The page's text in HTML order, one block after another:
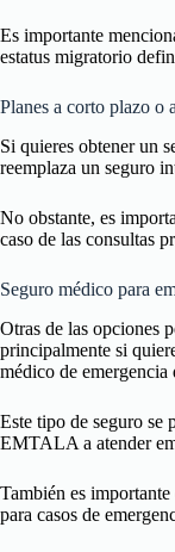
Es importante
estatus migratorio
Planes a corto plazo o
Si quieres obtener un
reemplaza un seguro
No obstante, es
caso de las consultas
Seguro médico para
Otras de las opciones
principalmente si
médico de
Este tipo de seguro se
EMTALA a atender
También es
para casos de